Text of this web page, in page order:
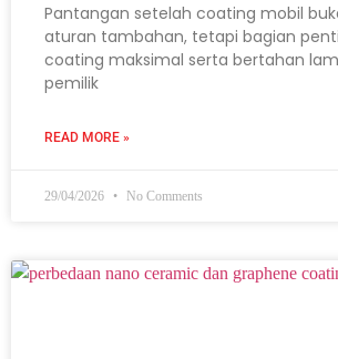
Pantangan setelah coating mobil
aturan tambahan, tetapi bagian
coating maksimal serta bertahan
pemilik
READ MORE »
29/04/2026 No Comments